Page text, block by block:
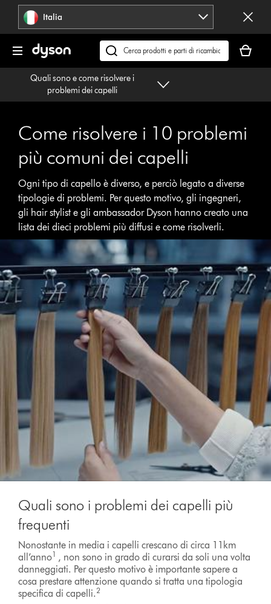
navigazione Italia
Cerca
su
dyson.it
carrello
è
Quali sono e come risolvere i
problemi dei capelli
Come risolvere i 10 problemi
più comuni dei capelli
Ogni tipo di capello è diverso, e perciò legato a diverse
tipologie di problemi. Per questo motivo, gli ingegneri,
gli hair stylist e gli ambassador Dyson hanno creato una
lista dei dieci problemi più diffusi e come risolverli.
Quali sono i problemi dei capelli più
frequenti
Nonostante in media i capelli crescano di circa 11km
all’anno1 , non sono in grado di curarsi da soli una volta
danneggiati. Per questo motivo è importante sapere a
cosa prestare attenzione quando si tratta una tipologia
specifica di capelli.2